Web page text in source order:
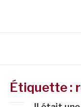
Étiquette :